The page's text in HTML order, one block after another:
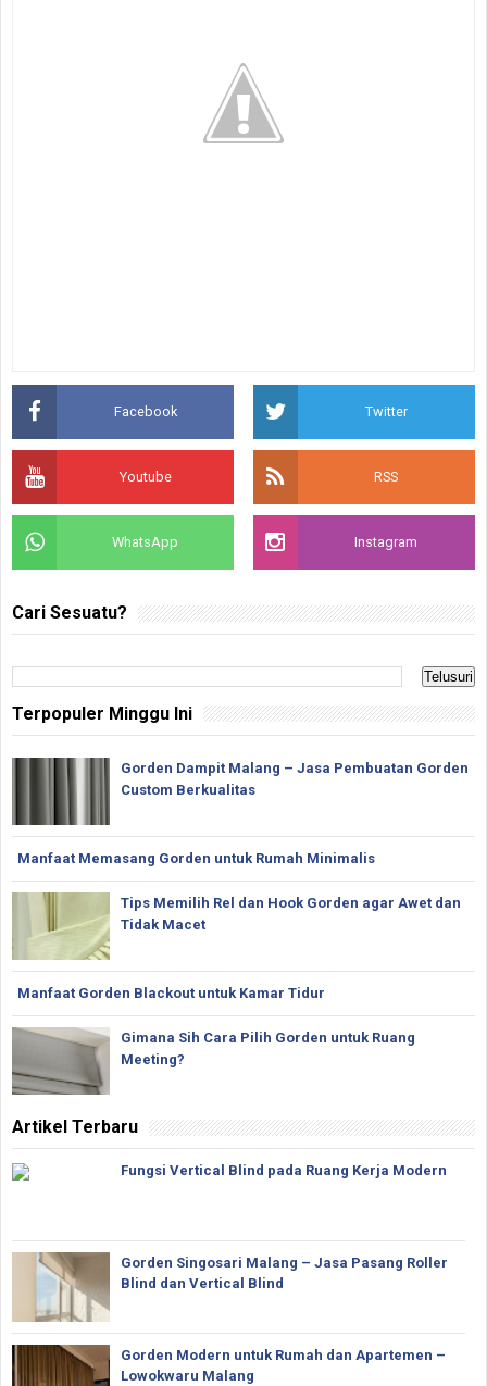
Facebook Twitter
Youtube RSS
WhatsApp Instagram
Cari Sesuatu?
Terpopuler Minggu Ini
Gorden Dampit Malang – Jasa Pembuatan Gorden
Custom Berkualitas
Manfaat Memasang Gorden untuk Rumah Minimalis
Tips Memilih Rel dan Hook Gorden agar Awet dan
Tidak Macet
Manfaat Gorden Blackout untuk Kamar Tidur
Gimana Sih Cara Pilih Gorden untuk Ruang
Meeting?
Artikel Terbaru
Fungsi Vertical Blind pada Ruang Kerja Modern
Gorden Singosari Malang – Jasa Pasang Roller
Blind dan Vertical Blind
Gorden Modern untuk Rumah dan Apartemen –
Lowokwaru Malang